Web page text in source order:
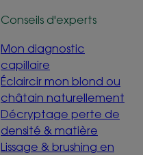
Conseils d'experts
Mon diagnostic
capillaire
Éclaircir mon blond ou
châtain naturellement
Décryptage perte de
densité & matière
Lissage & brushing en